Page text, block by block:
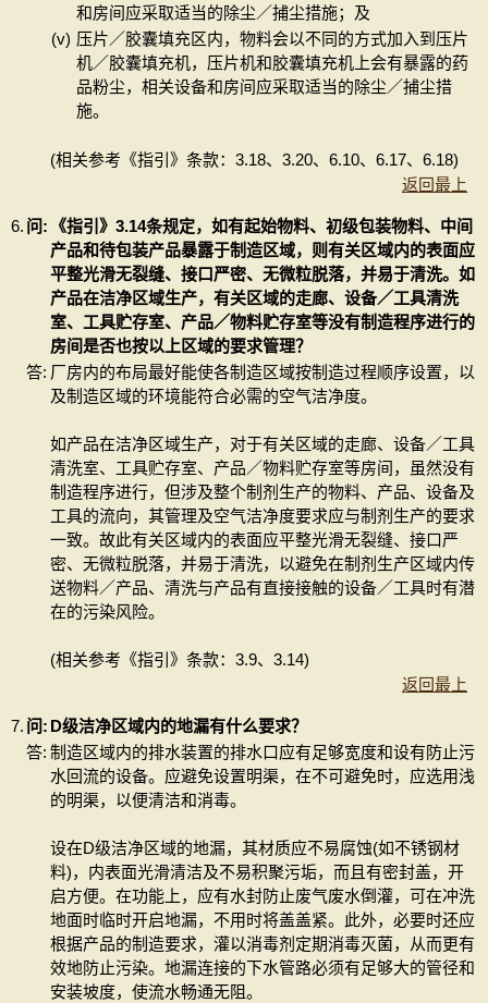
和房间应采取适当的除尘／捕尘措施；及
(v) 压片／胶囊填充区内，物料会以不同的方式加入到压片
机／胶囊填充机，压片机和胶囊填充机上会有暴露的药
品粉尘，相关设备和房间应采取适当的除尘／捕尘措
施。
(相关参考《指引》条款：3.18、3.20、6.10、6.17、6.18)
返回最上
6. 问:
《指引》3.14条规定，如有起始物料、初级包装物料、中间
产品和待包装产品暴露于制造区域，则有关区域内的表面应
平整光滑无裂缝、接口严密、无微粒脱落，并易于清洗。如
产品在洁净区域生产，有关区域的走廊、设备／工具清洗
室、工具贮存室、产品／物料贮存室等没有制造程序进行的
房间是否也按以上区域的要求管理？
答: 厂房内的布局最好能使各制造区域按制造过程顺序设置，以
及制造区域的环境能符合必需的空气洁净度。
如产品在洁净区域生产，对于有关区域的走廊、设备／工具
清洗室、工具贮存室、产品／物料贮存室等房间，虽然没有
制造程序进行，但涉及整个制剂生产的物料、产品、设备及
工具的流向，其管理及空气洁净度要求应与制剂生产的要求
一致。故此有关区域内的表面应平整光滑无裂缝、接口严
密、无微粒脱落，并易于清洗，以避免在制剂生产区域内传
送物料／产品、清洗与产品有直接接触的设备／工具时有潜
在的污染风险。
(相关参考《指引》条款：3.9、3.14)
返回最上
7. 问: D级洁净区域内的地漏有什么要求？
答: 制造区域内的排水装置的排水口应有足够宽度和设有防止污
水回流的设备。应避免设置明渠，在不可避免时，应选用浅
的明渠，以便清洁和消毒。
设在D级洁净区域的地漏，其材质应不易腐蚀(如不锈钢材
料)，内表面光滑清洁及不易积聚污垢，而且有密封盖，开
启方便。在功能上，应有水封防止废气废水倒灌，可在冲洗
地面时临时开启地漏，不用时将盖盖紧。此外，必要时还应
根据产品的制造要求，灌以消毒剂定期消毒灭菌，从而更有
效地防止污染。地漏连接的下水管路必须有足够大的管径和
安装坡度，使流水畅通无阻。